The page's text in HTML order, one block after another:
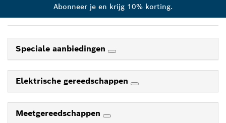
Abonneer je en krijg 10% korting.
Speciale aanbiedingen
Elektrische gereedschappen
Meetgereedschappen